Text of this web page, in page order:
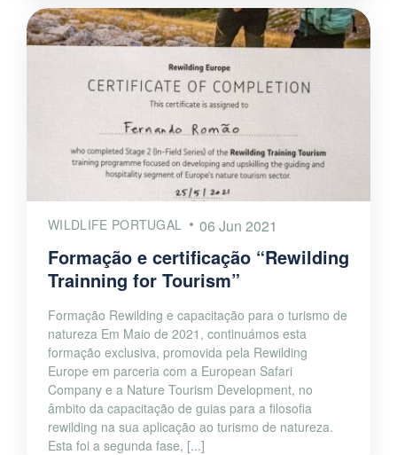
WILDLIFE PORTUGAL 06 Jun 2021
Formação e certificação “Rewilding
Trainning for Tourism”
Formação Rewilding e capacitação para o turismo de
natureza Em Maio de 2021, continuámos esta
formação exclusiva, promovida pela Rewilding
Europe em parceria com a European Safari
Company e a Nature Tourism Development, no
âmbito da capacitação de guias para a filosofia
rewilding na sua aplicação ao turismo de natureza.
Esta foi a segunda fase, [...]